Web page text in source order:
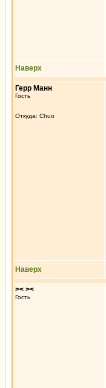
Наверх
Герр Манн
Гость
Откуда: Chuo
Наверх
>< ><
Гость